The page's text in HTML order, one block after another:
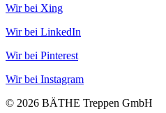
Wir bei Xing
Wir bei LinkedIn
Wir bei Pinterest
Wir bei Instagram
© 2026 BÄTHE Treppen GmbH